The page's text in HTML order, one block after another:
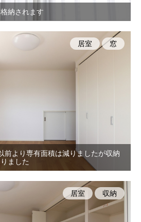
納されます
前より専有面積は減りましたが収納
ました
居室 窓
居室 収納